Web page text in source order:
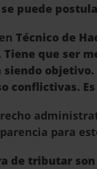
puede
Técnico de
que ser
conflictivas.
para
de tributar